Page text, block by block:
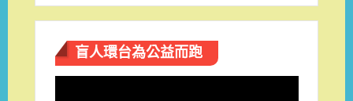
盲人環台​為公益而跑